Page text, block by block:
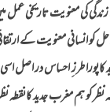
زندگی کی معنویت تاریخی
کو انسانی معنویت کے
طرز ِ احساس در اصل
کو ہم مغرب جدید کانقطہ